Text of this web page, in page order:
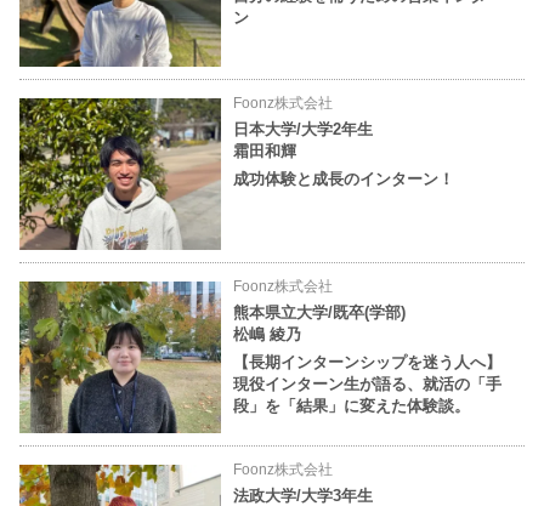
ン
Foonz株式会社
日本大学/大学2年生
霜田和輝
成功体験と成長のインターン！
Foonz株式会社
熊本県立大学/既卒(学部)
松嶋 綾乃
【長期インターンシップを迷う人へ】
現役インターン生が語る、就活の「手
段」を「結果」に変えた体験談。
Foonz株式会社
法政大学/大学3年生